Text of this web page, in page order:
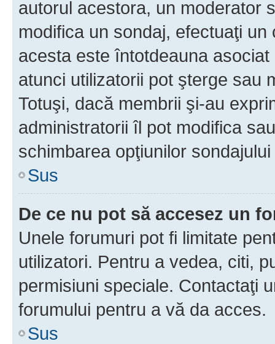
autorul acestora, un moderator
modifica un sondaj, efectuaţi
acesta este întotdeauna
atunci utilizatorii pot şterge sau
Totuşi, dacă membrii şi-au
administratorii îl pot modifica
schimbarea opţiunilor
Sus
De ce nu pot să accesez un
Unele forumuri pot fi limitate
utilizatori. Pentru a vedea, citi,
permisiuni speciale. Contactaţi
forumului pentru a vă da acces.
Sus